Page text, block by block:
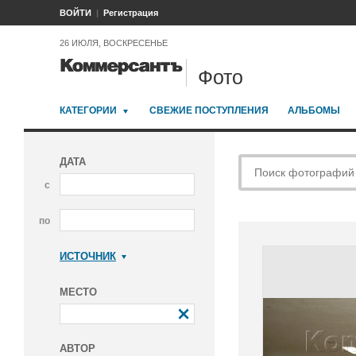
ВОЙТИ Регистрация
26 ИЮЛЯ, ВОСКРЕСЕНЬЕ
Фото
КАТЕГОРИИ СВЕЖИЕ ПОСТУПЛЕНИЯ АЛЬБОМЫ
ДАТА
с
по
ИСТОЧНИК
МЕСТО
АВТОР